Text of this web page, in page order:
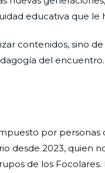
educativa que le
contenidos, sino
del
por personas
desde 2023, quien
de los Focolares.